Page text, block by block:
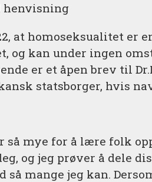
henvisning
at homoseksualitet er
og kan under ingen
er et åpen brev til
statsborger, hvis
så mye for å lære folk
og jeg prøver å dele
så mange jeg kan.